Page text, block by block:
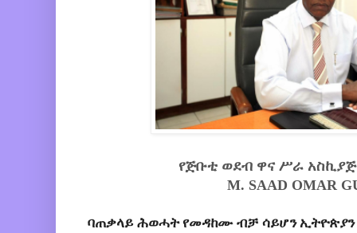
የጅቡቲ ወደብ ዋና ሥራ
M. SAAD OMAR
ባጠቃላይ ሕወሓት የመዳከሙ ብቻ ሳይሆን ኢትዮጵያን